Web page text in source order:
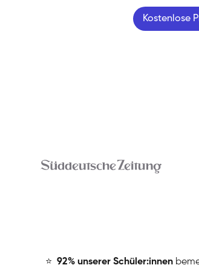
Kostenlose
⭐ ️92% unserer Schüler:innen